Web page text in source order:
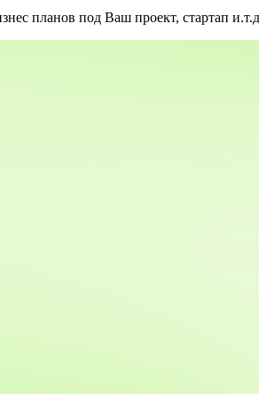
планов под Ваш проект, стартап